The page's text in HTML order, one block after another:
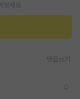
보세요
댓글쓰기